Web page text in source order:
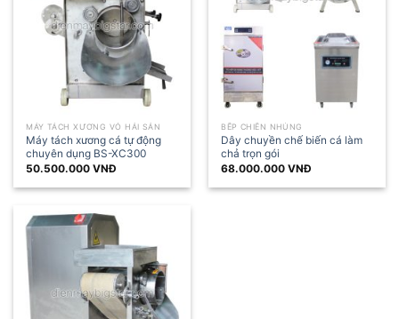
MÁY TÁCH XƯƠNG VỎ HẢI SẢN
Máy tách xương cá tự động
chuyên dụng BS-XC300
50.500.000VNĐ
BẾP CHIÊN NHÚNG
Dây chuyền chế biến cá làm
chả trọn gói
68.000.000VNĐ